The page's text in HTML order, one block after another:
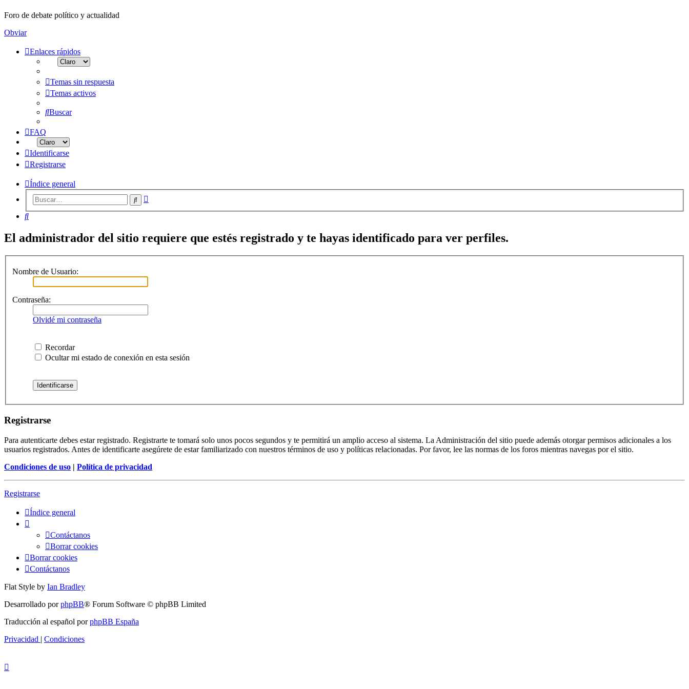
Foro de debate político y actualidad
Obviar
Enlaces rápidos
Temas sin respuesta
Temas activos
Buscar
FAQ
Identificarse
Registrarse
Índice general
Buscar
Buscar
El administrador del sitio requiere que estés registrado y te hayas identificado para ver perfiles.
Nombre de Usuario:
Contraseña:
Olvidé mi contraseña
Recordar
Ocultar mi estado de conexión en esta sesión
Registrarse
Para autenticarte debes estar registrado. Registrarte te tomará solo unos pocos segundos y te permitirá un amplio acceso al sistema. La Administración del sitio puede además otorgar permisos adicionales a los
usuarios registrados. Antes de identificarte asegúrete de estar familiarizado con nuestros términos de uso y políticas relacionadas. Por favor, lee las normas de los foros mientras navegas por el sitio.
Condiciones de uso | Política de privacidad
Registrarse
Índice general
Contáctanos
Borrar cookies
Borrar cookies
Contáctanos
Flat Style by Ian Bradley
Desarrollado porphpBB® Forum Software © phpBB Limited
Traducción al español porphpBB España
Privacidad | Condiciones